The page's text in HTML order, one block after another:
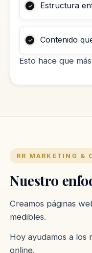
Estructura
Contenido
Esto hace que
RR MARKETING &
Nuestro
Creamos páginas
medibles.
Hoy ayudamos a los
online.